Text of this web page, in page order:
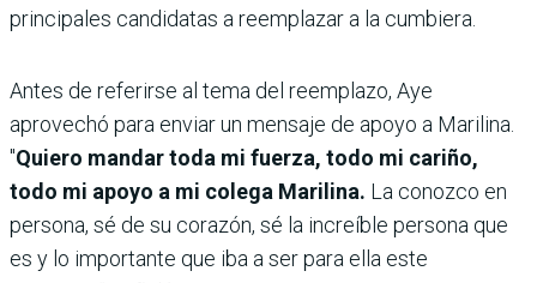
principales candidatas a reemplazar a la cumbiera.
Antes de referirse al tema del reemplazo, Aye
aprovechó para enviar un mensaje de apoyo a Marilina.
"Quiero mandar toda mi fuerza, todo mi cariño,
todo mi apoyo a mi colega Marilina. La conozco en
persona, sé de su corazón, sé la increíble persona que
es y lo importante que iba a ser para ella este